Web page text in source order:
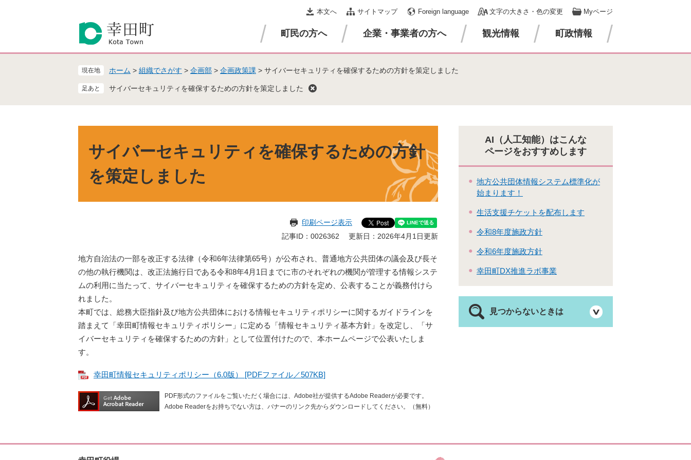
先
を
本
本文へ サイトマップ Foreign language 文字の大きさ・色の変更 Myページ
町民の方へ 企業・事業者の方へ 観光情報 町政情報
現在地 ホーム > 組織でさがす > 企画部 > 企画政策課 > サイバーセキュリティを確保するための方針を策定しました
サイバーセキュリティを確保するための方針を策定しました
サイバーセキュリティを確保するための方針
を策定しました
印刷ページ表示
記事ID：0026362
更新日：2026年4月1日更新
地方自治法の一部を改正する法律（令和6年法律第65号）が公布され、普通地方公共団体の議会及び長そ
の他の執行機関は、改正法施行日である令和8年4月1日までに市のそれぞれの機関が管理する情報システ
ムの利用に当たって、サイバーセキュリティを確保するための方針を定め、公表することが義務付けら
れました。
本町では、総務大臣指針及び地方公共団体における情報セキュリティポリシーに関するガイドラインを
踏まえて「幸田町情報セキュリティポリシー」に定める「情報セキュリティ基本方針」を改定し、「サ
イバーセキュリティを確保するための方針」として位置付けたので、本ホームページで公表いたしま
す。
幸田町情報セキュリティポリシー（6.0版） [PDFファイル／507KB]
PDF形式のファイルをご覧いただく場合には、Adobe社が提供するAdobe Readerが必要です。
Adobe Readerをお持ちでない方は、バナーのリンク先からダウンロードしてください。（無料）
AI（人工知能）はこんな
ページをおすすめします
地方公共団体情報システム標準化が
始まります！
生活支援チケットを配布します
令和8年度施政方針
令和6年度施政方針
幸田町DX推進ラボ事業
見つからないときは